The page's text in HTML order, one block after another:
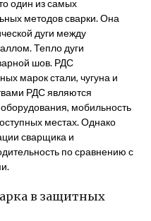
один из самых
методов сварки. Она
дуги между
Тепло дуги
шов. РДС
марок стали, чугуна и
РДС являются
мобильность
местах. Однако
сварщика и
по сравнению с
в защитных